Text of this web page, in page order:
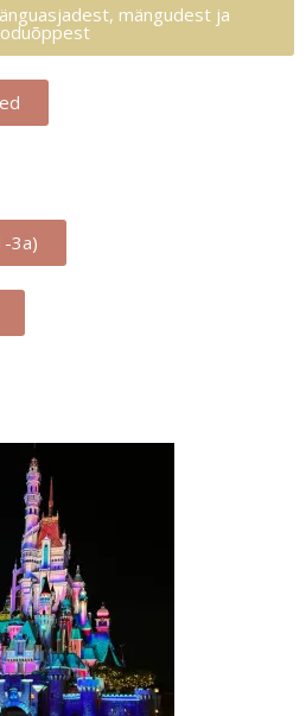
mängudest ja
3a)